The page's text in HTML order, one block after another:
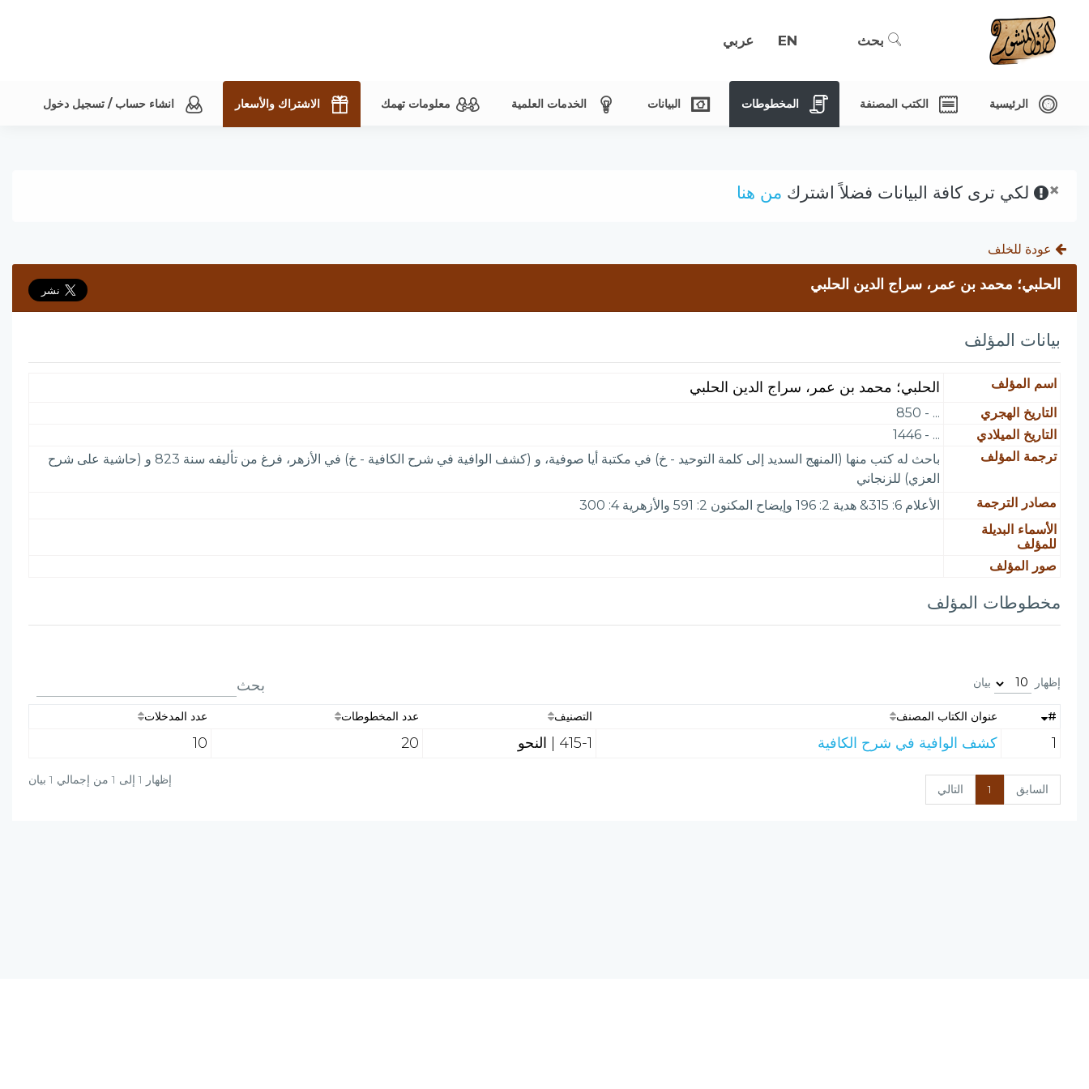
بحث EN عربي
الرئيسية الكتب المصنفة المخطوطات البيانات الخدمات العلمية معلومات تهمك الاشتراك والأسعار انشاء حساب / تسجيل دخول
× لكي ترى كافة البيانات فضلاً اشترك من هنا
عودة للخلف
الحلبي؛ محمد بن عمر، سراج الدين الحلبي
بيانات المؤلف
اسم المؤلف الحلبي؛ محمد بن عمر، سراج الدين الحلبي
التاريخ الهجري
... - 850
التاريخ الميلادي
... - 1446
ترجمة المؤلف
باحث له كتب منها (المنهج السديد إلى كلمة التوحيد - خ) في مكتبة أيا صوفية، و (كشف الوافية في شرح الكافية - خ) في الأزهر، فرغ من تأليفه سنة 823 و (حاشية على شرح
العزي) للزنجاني
مصادر الترجمة
الأعلام 6: 315& هدية 2: 196 وإيضاح المكنون 2: 591 والأزهرية 4: 300
الأسماء البديلة
للمؤلف
صور المؤلف
مخطوطات المؤلف
إظهار بيان بحث
# عنوان الكتاب المصنف التصنيف عدد المخطوطات عدد المدخلات
1 كشف الوافية في شرح الكافية 415-1 | النحو 20
10
إظهار 1 إلى 1 من إجمالي 1 بيان
السابق 1 التالي